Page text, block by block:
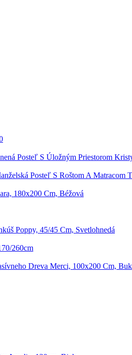
Posteľ S Úložným Priestorom
Posteľ S Roštom A Matracom
180x200 Cm, Béžová
Poppy, 45/45 Cm, Svetlohnedá
260cm
Dreva Merci, 100x200 Cm, Buk